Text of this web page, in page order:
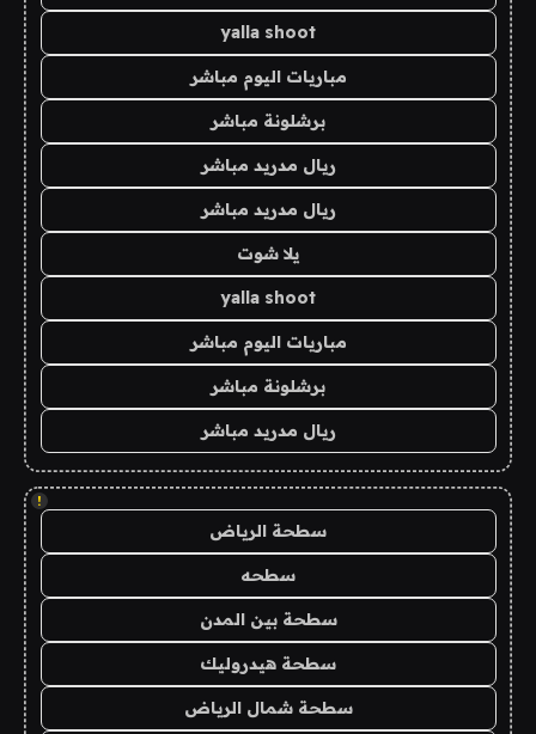
yalla shoot
مباريات اليوم مباشر
برشلونة مباشر
ريال مدريد مباشر
ريال مدريد مباشر
يلا شوت
yalla shoot
مباريات اليوم مباشر
برشلونة مباشر
ريال مدريد مباشر
!
سطحة الرياض
سطحه
سطحة بين المدن
سطحة هيدروليك
سطحة شمال الرياض